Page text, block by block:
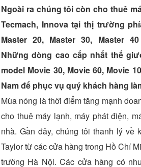
Ngoài ra chúng tôi còn cho thuê
Tecmach, Innova tại thị trường
Master 20, Master 30, Master
Những dòng cao cấp nhất thế
model Movie 30, Movie 60, Movie
Nam để phục vụ quý khách hàng
Mùa nóng là thời điểm tăng mạnh
cho thuê máy lạnh, máy phát điện,
nhà. Gần đây, chúng tôi thanh lý về
Taylor từ các cửa hàng trong Hồ Chí
trường Hà Nội. Các cửa hàng có